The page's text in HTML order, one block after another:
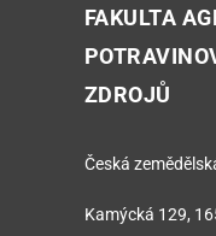
FAKULTA
ZDROJŮ
Česká
Kamýcká 129,